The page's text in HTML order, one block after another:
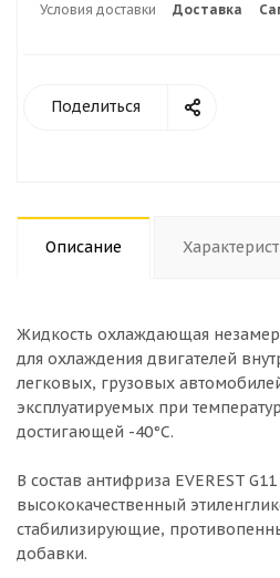
Условия доставки Доставка
Поделиться
Описание
Жидкость охлаждающая
для охлаждения двигателей
легковых, грузовых
эксплуатируемых при
достигающей -40°C.
В состав антифриза EVEREST
высококачественный
стабилизирующие,
добавки.